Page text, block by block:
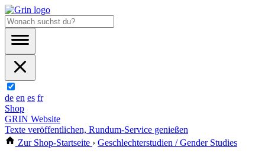
de en es fr
Shop
GRIN Website
Texte veröffentlichen, Rundum-Service genießen
Zur Shop-Startseite › Geschlechterstudien / Gender Studies